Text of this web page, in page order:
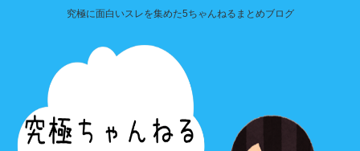
究極に面白いスレを集めた5ちゃんねるまとめブログ